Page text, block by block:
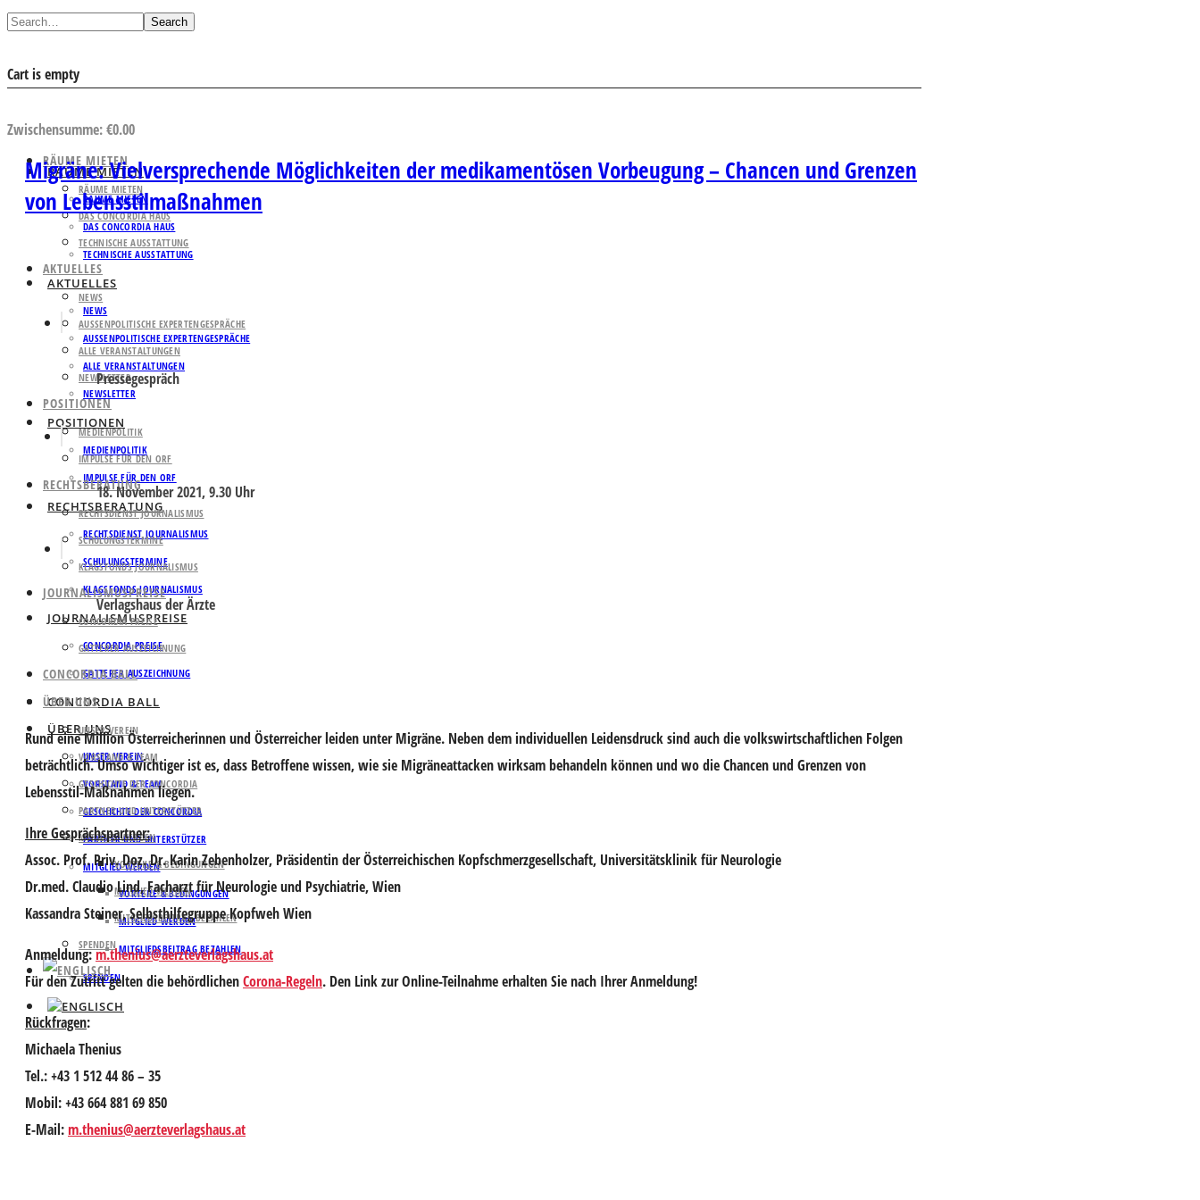
Search
Cart is empty
Zwischensumme:€0.00
RÄUME MIETEN
RÄUME MIETEN
DAS CONCORDIA HAUS
TECHNISCHE AUSSTATTUNG
AKTUELLES
NEWS
AUSSENPOLITISCHE EXPERTENGESPRÄCHE
ALLE VERANSTALTUNGEN
NEWSLETTER
POSITIONEN
MEDIENPOLITIK
IMPULSE FÜR DEN ORF
RECHTSBERATUNG
RECHTSDIENST JOURNALISMUS
SCHULUNGSTERMINE
KLAGSFONDS JOURNALISMUS
JOURNALISMUSPREISE
CONCORDIA PREISE
GATTERER AUSZEICHNUNG
CONCORDIA BALL
ÜBER UNS
UNSER VEREIN
VORSTAND & TEAM
GESCHICHTE DER CONCORDIA
PARTNER UND UNTERSTÜTZER
MITGLIED WERDEN
VORTEILE & BEDINGUNGEN
MITGLIED WERDEN
MITGLIEDSBEITRAG BEZAHLEN
SPENDEN
RÄUME MIETEN
RÄUME MIETEN
DAS CONCORDIA HAUS
TECHNISCHE AUSSTATTUNG
AKTUELLES
NEWS
AUSSENPOLITISCHE EXPERTENGESPRÄCHE
ALLE VERANSTALTUNGEN
NEWSLETTER
POSITIONEN
MEDIENPOLITIK
IMPULSE FÜR DEN ORF
RECHTSBERATUNG
RECHTSDIENST JOURNALISMUS
SCHULUNGSTERMINE
KLAGSFONDS JOURNALISMUS
JOURNALISMUSPREISE
CONCORDIA PREISE
GATTERER AUSZEICHNUNG
CONCORDIA BALL
ÜBER UNS
UNSER VEREIN
VORSTAND & TEAM
GESCHICHTE DER CONCORDIA
PARTNER UND UNTERSTÜTZER
MITGLIED WERDEN
VORTEILE & BEDINGUNGEN
MITGLIED WERDEN
MITGLIEDSBEITRAG BEZAHLEN
SPENDEN
Migräne: Vielversprechende Möglichkeiten der medikamentösen Vorbeugung – Chancen und Grenzen
von Lebensstilmaßnahmen
Pressegespräch
18. November 2021, 9.30 Uhr
Verlagshaus der Ärzte
Rund eine Million Österreicherinnen und Österreicher leiden unter Migräne. Neben dem individuellen Leidensdruck sind auch die volkswirtschaftlichen Folgen
beträchtlich. Umso wichtiger ist es, dass Betroffene wissen, wie sie Migräneattacken wirksam behandeln können und wo die Chancen und Grenzen von
Lebensstil-Maßnahmen liegen.
Ihre Gesprächspartner:
Assoc. Prof. Priv. Doz. Dr. Karin Zebenholzer, Präsidentin der Österreichischen Kopfschmerzgesellschaft, Universitätsklinik für Neurologie
Dr.med. Claudio Lind, Facharzt für Neurologie und Psychiatrie, Wien
Kassandra Steiner, Selbsthilfegruppe Kopfweh Wien
Anmeldung:m.thenius@aerzteverlagshaus.at
Für den Zutritt gelten die behördlichenCorona-Regeln. Den Link zur Online-Teilnahme erhalten Sie nach Ihrer Anmeldung!
Rückfragen:
Michaela Thenius
Tel.: +43 1 512 44 86 – 35
Mobil: +43 664 881 69 850
E-Mail:m.thenius@aerzteverlagshaus.at